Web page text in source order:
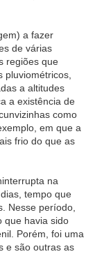
a fazer
de várias
regiões que
a altitudes
a existência de
como
em que a
frio do que as
na
tempo que
Nesse período,
que havia sido
Porém, foi uma
e são outras as